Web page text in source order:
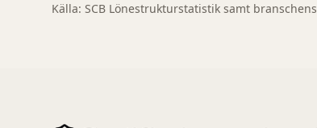
Källa: SCB Lönestrukturstatistik samt